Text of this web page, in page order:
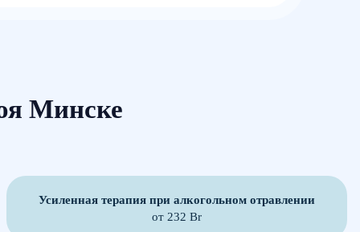
Минске
Усиленная терапия при алкогольном отравлении
от 232 Br